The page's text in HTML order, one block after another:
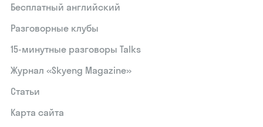
Бесплатный английский
Разговорные клубы
15‑минутные разговоры Talks
Журнал «Skyeng Magazine»
Статьи
Карта сайта